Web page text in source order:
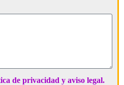
de privacidad y aviso legal.